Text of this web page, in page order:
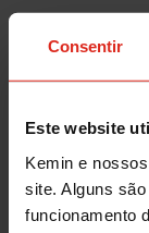
Consentir
Este website
Kemin e
site. Alguns
funcionamento